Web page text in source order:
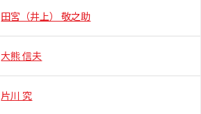
田宮（井上） 敬之助
大熊 信夫
片川 究